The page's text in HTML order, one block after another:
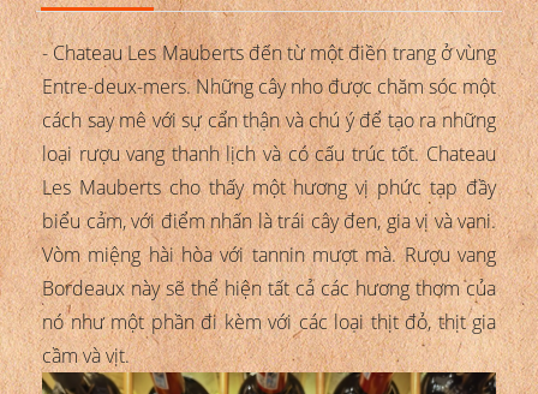
- Chateau Les Mauberts đến từ một điền trang ở vùng
Entre-deux-mers. Những cây nho được chăm sóc một
cách say mê với sự cẩn thận và chú ý để tạo ra những
loại rượu vang thanh lịch và có cấu trúc tốt. Chateau
Les Mauberts cho thấy một hương vị phức tạp đầy
biểu cảm, với điểm nhấn là trái cây đen, gia vị và vani.
Vòm miệng hài hòa với tannin mượt mà. Rượu vang
Bordeaux này sẽ thể hiện tất cả các hương thơm của
nó như một phần đi kèm với các loại thịt đỏ, thịt gia
cầm và vịt.